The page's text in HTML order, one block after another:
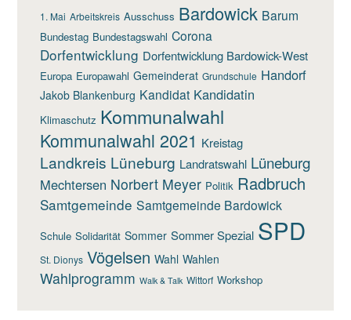
1. Mai Arbeitskreis Ausschuss Bardowick Barum
Bundestag Bundestagswahl Corona
Dorfentwicklung Dorfentwicklung Bardowick-West
Europa Europawahl Gemeinderat Grundschule Handorf
Jakob Blankenburg Kandidat Kandidatin
Klimaschutz Kommunalwahl
Kommunalwahl 2021 Kreistag
Landkreis Lüneburg Landratswahl Lüneburg
Mechtersen Norbert Meyer Politik Radbruch
Samtgemeinde Samtgemeinde Bardowick
Schule Solidarität Sommer Sommer Spezial SPD
St. Dionys Vögelsen Wahl Wahlen
Wahlprogramm Walk & Talk Wittorf Workshop